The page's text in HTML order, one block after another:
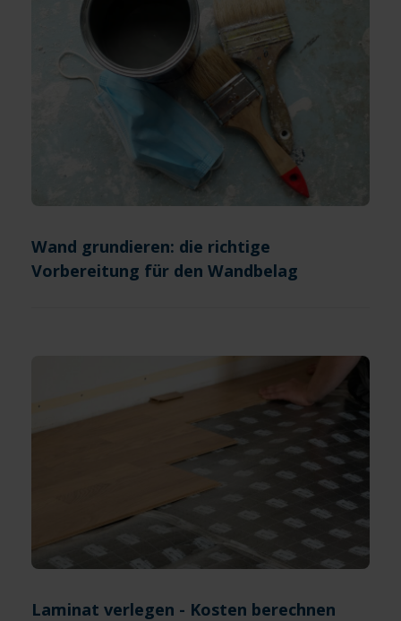
Wand grundieren: die richtige
Vorbereitung für den Wandbelag
Laminat verlegen - Kosten berechnen